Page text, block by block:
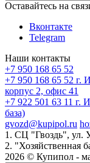
Оставайтесь на
Вконтакте
Telegram
Наши контакты
+7 950 168 65 52
+7 950 168 65 52 г.
корпус 2, офис 41
+7 922 501 63 11 г.
база)
gvozd@kupipol.ru
1. СЦ "Гвоздь", ул.
2. "Хозяйственная
2026 © Купипол -